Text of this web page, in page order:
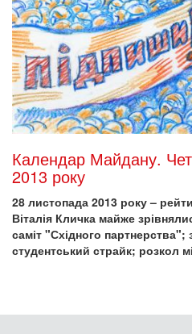
Календар Майдану.
2013 року
28 листопада 2013 року –
Віталія Кличка майже
саміт "Східного партнерства";
студентський страйк; розкол